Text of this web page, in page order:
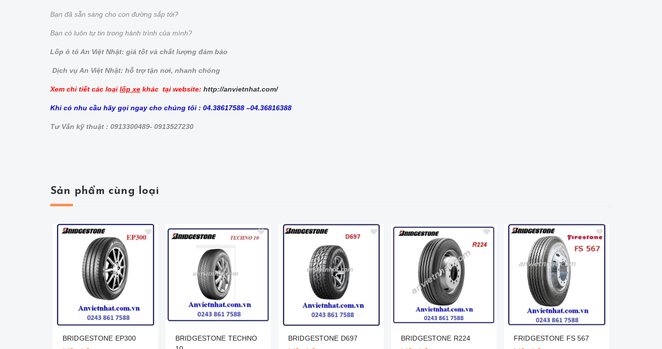
Bạn đã sẵn sàng cho con đường sắp tới?
Bạn có luôn tự tin trong hành trình của mình?
Lốp ô tô An Việt Nhật: giá tốt và chất lượng đảm bảo
Dịch vụ An Việt Nhật: hỗ trợ tận nơi, nhanh chóng
Xem chi tiết các loại lốp xe khác tại website: http://anvietnhat.com/
Khi có nhu cầu hãy gọi ngay cho chúng tôi : 04.38617588 –04.36816388
Tư Vấn kỹ thuật : 0913300489- 0913527230
Sản phẩm cùng loại
BRIDGESTONE EP300
BRIDGESTONE TECHNO
BRIDGESTONE D697 BRIDGESTONE R224 FRIDGESTONE FS 567